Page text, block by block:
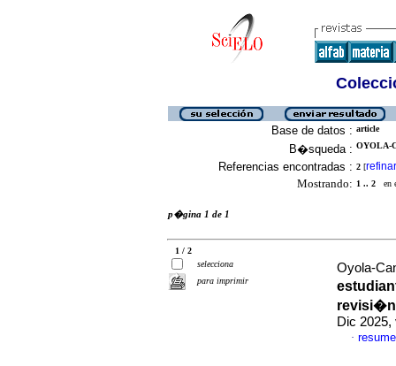
Base de datos : article
B�squeda : OYOLA-
Referencias encontradas : 2 [refinar
Mostrando: 1 .. 2 en
p�gina 1 de 1
1 / 2
selecciona
para imprimir
Oyola-
Dic 2025,
·